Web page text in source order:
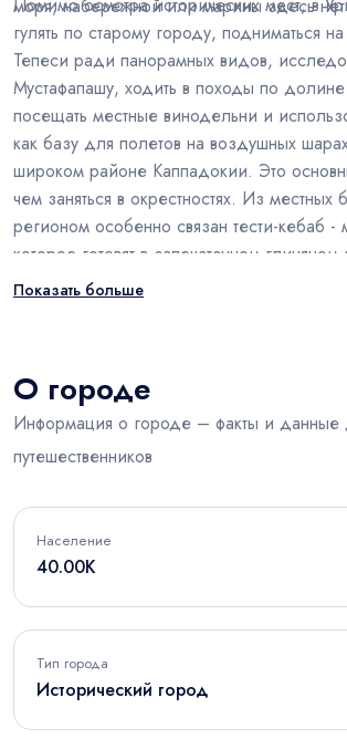
моря, набережной или марины здесь
Помимо осмотра исторических мест, в
гулять по старому городу, подниматься
Тепеси ради панорамных видов,
Мустафапашу, ходить в походы по
посещать местные винодельни и
как базу для полетов на воздушных
широком районе Каппадокии. Это
чем заняться в окрестностях. Из
регионом особенно связан тести-кебаб -
которое готовят в запечатанном
виноделие Каппадокии в районе Ургюпа
Показать больше
О городе
Информация о городе – факты и данные
путешественников
Население
40.00K
Тип города
Исторический город